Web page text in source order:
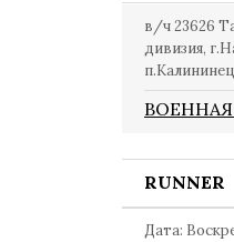
в/ч 23626
дивизия,
п.Калининец
RUNNER
Дата: